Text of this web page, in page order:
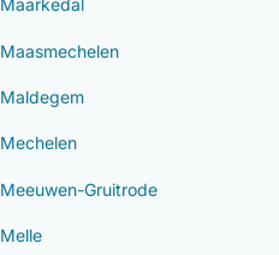
Maarkedal
Maasmechelen
Maldegem
Mechelen
Meeuwen-Gruitrode
Melle